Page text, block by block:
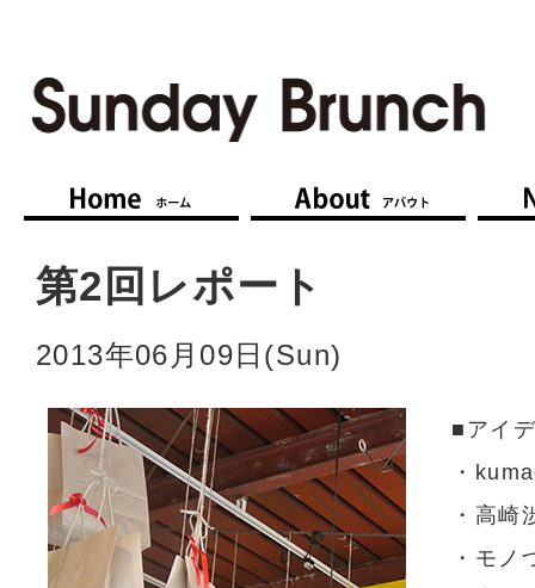
ホーム Home アバウ
第2回レポート
2013年06月09日(Sun)
■アイ
・
・高崎
・モノ